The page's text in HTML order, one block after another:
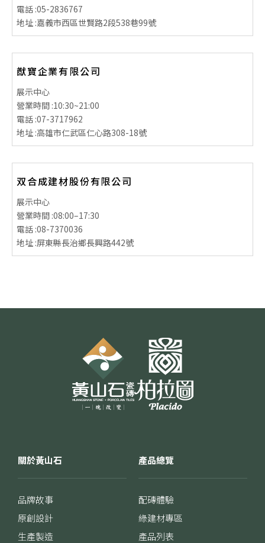
電話 :05-2836767
地址 :嘉義市西區世賢路2段538巷99號
猷寶企業有限公司
展示中心
營業時間 :10:30~21:00
電話 :07-3717962
地址 :高雄市仁武區仁心路308-18號
双合成建材股份有限公司
展示中心
營業時間 :08:00–17:30
電話 :08-7370036
地址 :屏東縣長治鄉長興路442號
關於黃山石
品牌故事
原創設計
生產製造
產品總覽
配磚體驗
綠建材專區
產品列表
一律啟用